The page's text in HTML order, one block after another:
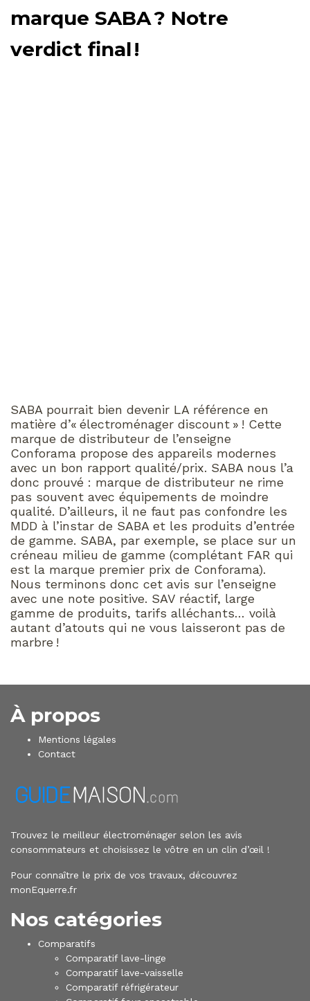
marque SABA ? Notre
verdict final !
SABA pourrait bien devenir LA référence en
matière d’« électroménager discount » ! Cette
marque de distributeur de l’enseigne
Conforama propose des appareils modernes
avec un bon rapport qualité/prix. SABA nous l’a
donc prouvé : marque de distributeur ne rime
pas souvent avec équipements de moindre
qualité. D’ailleurs, il ne faut pas confondre les
MDD à l’instar de SABA et les produits d’entrée
de gamme. SABA, par exemple, se place sur un
créneau milieu de gamme (complétant FAR qui
est la marque premier prix de Conforama).
Nous terminons donc cet avis sur l’enseigne
avec une note positive. SAV réactif, large
gamme de produits, tarifs alléchants… voilà
autant d’atouts qui ne vous laisseront pas de
marbre !
À propos
Mentions légales
Contact
Trouvez le meilleur électroménager selon les avis
consommateurs et choisissez le vôtre en un clin d’œil !
Pour connaître le prix de vos travaux, découvrez
monEquerre.fr
Nos catégories
Comparatifs
Comparatif lave-linge
Comparatif lave-vaisselle
Comparatif réfrigérateur